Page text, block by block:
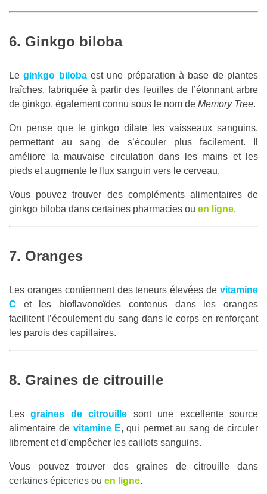
6. Ginkgo biloba
Leginkgo bilobaest une préparation à base de plantes
fraîches, fabriquée à partir des feuilles de l’étonnant arbre
de ginkgo, également connu sous le nom de Memory Tree.
On pense que le ginkgo dilate les vaisseaux sanguins,
permettant au sang de s’écouler plus facilement. Il
améliore la mauvaise circulation dans les mains et les
pieds et augmente le flux sanguin vers le cerveau.
Vous pouvez trouver des compléments alimentaires de
ginkgo biloba dans certaines pharmacies ou en ligne.
7. Oranges
Les oranges contiennent des teneurs élevées de vitamine
C et les bioflavonoïdes contenus dans les oranges
facilitent l’écoulement du sang dans le corps en renforçant
les parois des capillaires.
8. Graines de citrouille
Lesgraines de citrouille sont une excellente source
alimentaire de vitamine E, qui permet au sang de circuler
librement et d’empêcher les caillots sanguins.
Vous pouvez trouver des graines de citrouille dans
certaines épiceries ou en ligne.